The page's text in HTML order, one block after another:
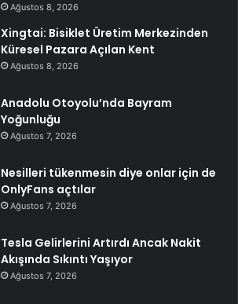
Ağustos 8, 2026
Xingtai: Bisiklet Üretim Merkezinden
Küresel Pazara Açılan Kent
Ağustos 8, 2026
Anadolu Otoyolu’nda Bayram
Yoğunluğu
Ağustos 7, 2026
Nesilleri tükenmesin diye onlar için de
OnlyFans açtılar
Ağustos 7, 2026
Tesla Gelirlerini Artırdı Ancak Nakit
Akışında Sıkıntı Yaşıyor
Ağustos 7, 2026